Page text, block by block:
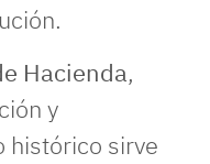
Hacienda,
y
histórico sirve